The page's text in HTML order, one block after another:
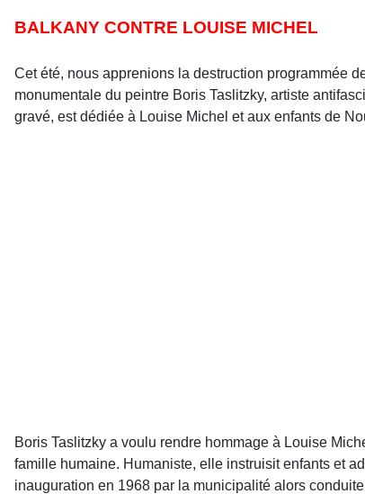
BALKANY CONTRE LOUISE MICHEL
Cet été, nous apprenions la destruction programmée
monumentale du peintre Boris Taslitzky, artiste
gravé, est dédiée à Louise Michel et aux enfants de
Boris Taslitzky a voulu rendre hommage à Louise
famille humaine. Humaniste, elle instruisit enfants et
inauguration en 1968 par la municipalité alors